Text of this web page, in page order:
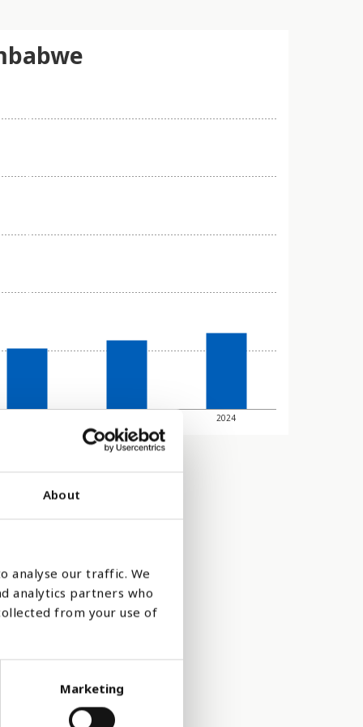
About
analyse our traffic. We
analytics partners who
from your use of
Marketing
2024